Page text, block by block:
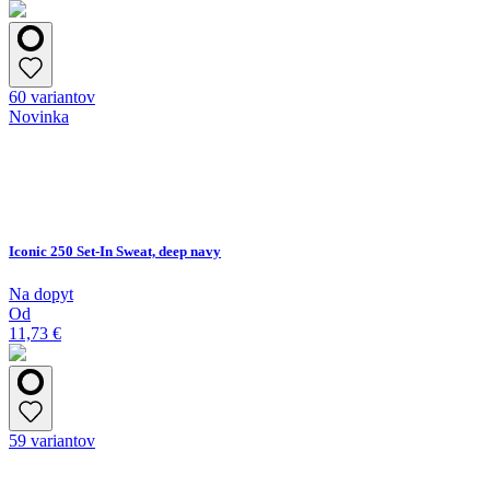
60 variantov
Novinka
Iconic 250 Set-In Sweat, deep navy
Na dopyt
Od
11,73 €
59 variantov